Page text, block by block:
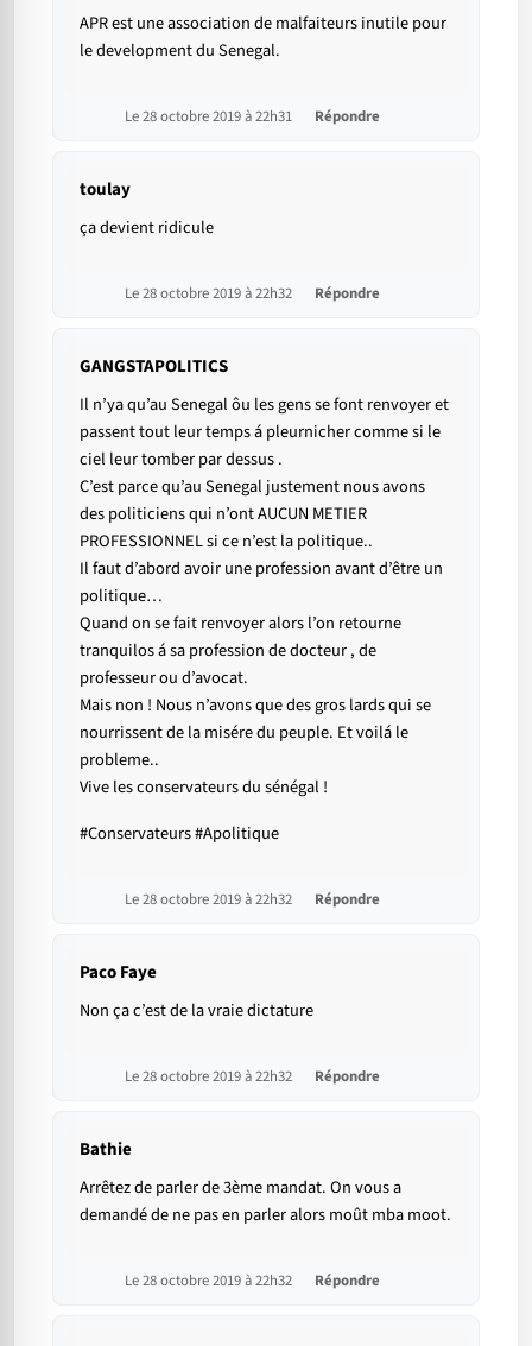
APR est une association de malfaiteurs inutile pour
le development du Senegal.
Le 28 octobre 2019 à 22h31 Répondre
toulay
ça devient ridicule
Le 28 octobre 2019 à 22h32 Répondre
GANGSTAPOLITICS
Il n’ya qu’au Senegal ôu les gens se font renvoyer et
passent tout leur temps á pleurnicher comme si le
ciel leur tomber par dessus .
C’est parce qu’au Senegal justement nous avons
des politiciens qui n’ont AUCUN METIER
PROFESSIONNEL si ce n’est la politique..
Il faut d’abord avoir une profession avant d’être un
politique…
Quand on se fait renvoyer alors l’on retourne
tranquilos á sa profession de docteur , de
professeur ou d’avocat.
Mais non ! Nous n’avons que des gros lards qui se
nourrissent de la misére du peuple. Et voilá le
probleme..
Vive les conservateurs du sénégal !
#Conservateurs #Apolitique
Le 28 octobre 2019 à 22h32 Répondre
Paco Faye
Non ça c’est de la vraie dictature
Le 28 octobre 2019 à 22h32 Répondre
Bathie
Arrêtez de parler de 3ème mandat. On vous a
demandé de ne pas en parler alors moût mba moot.
Le 28 octobre 2019 à 22h32 Répondre